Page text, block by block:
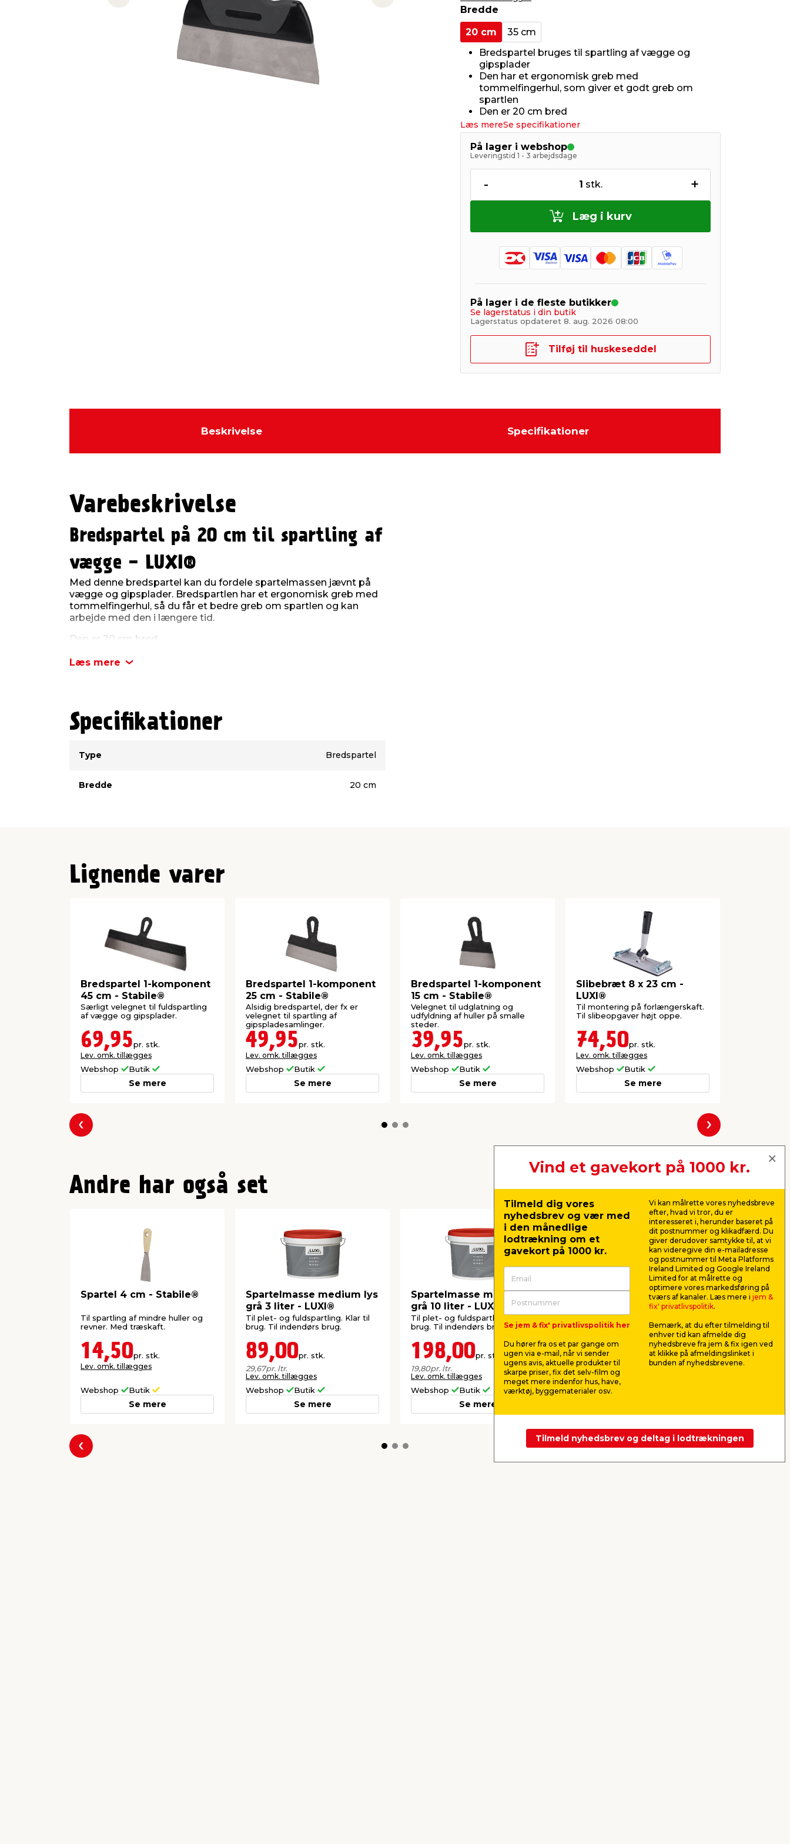
Previous slide Next slide
Bredde
20 cm
35 cm
Bredspartel bruges til spartling af vægge og
gipsplader
Den har et ergonomisk greb med
tommelfingerhul, som giver et godt greb om
spartlen
Den er 20 cm bred
Læs mereSe specifikationer
På lager i webshop
Leveringstid 1 - 3 arbejdsdage
- 1 stk. +
Læg i kurv
På lager i de fleste butikker
Se lagerstatus i din butik
Lagerstatus opdateret 8. aug. 2026 08:00
Tilføj til huskeseddel
Beskrivelse Specifikationer
Varebeskrivelse
Bredspartel på 20 cm til spartling af
vægge - LUXI®
Med denne bredspartel kan du fordele spartelmassen jævnt på
vægge og gipsplader. Bredspartlen har et ergonomisk greb med
tommelfingerhul, så du får et bedre greb om spartlen og kan
arbejde med den i længere tid.
Den er 20 cm bred.
Læs mere
Specifikationer
Type
Bredspartel
Bredde 20 cm
Lignende varer
Bredspartel 1-komponent
45 cm - Stabile®
Særligt velegnet til fuldspartling
af vægge og gipsplader.
69,95pr. stk.
Lev. omk. tillægges
Webshop Butik
Se mere
Bredspartel 1-komponent
25 cm - Stabile®
Alsidig bredspartel, der fx er
velegnet til spartling af
gipspladesamlinger.
49,95pr. stk.
Lev. omk. tillægges
Webshop Butik
Se mere
Bredspartel 1-komponent
15 cm - Stabile®
Velegnet til udglatning og
udfyldning af huller på smalle
steder.
39,95pr. stk.
Lev. omk. tillægges
Webshop Butik
Se mere
Slibebræt 8 x 23 cm -
LUXI®
Til montering på forlængerskaft.
Til slibeopgaver højt oppe.
74,50pr. stk.
Lev. omk. tillægges
Webshop Butik
Se mere
Forrige Næste
Andre har også set
Spartel 4 cm - Stabile®
Til spartling af mindre huller og
revner. Med træskaft.
14,50pr. stk.
Lev. omk. tillægges
Webshop Butik
Se mere
Spartelmasse medium lys
grå 3 liter - LUXI®
Til plet- og fuldspartling. Klar til
brug. Til indendørs brug.
89,00pr. stk.
29,67pr. ltr.
Lev. omk. tillægges
Webshop Butik
Se mere
Spartelmasse medium
grå 10 liter - LUXI®
Til plet- og fuldspartling. Klar til
brug. Til indendørs brug.
198,00pr. stk.
19,80pr. ltr.
Lev. omk. tillægges
Webshop Butik
Se mere
Stålspartel 50 mm - LUXI®
Velegnet til spartling af mindre
huller og revner.
25,00 pr. stk.
Lev. omk. tillægges
Webshop
gipsplader.
Lev. omk.
Forrige
Vind et gavekort på 1000 kr.
Tilmeld dig vores
nyhedsbrev og vær med
i den månedlige
lodtrækning om et
gavekort på 1000 kr.
Se jem & fix' privatlivspolitik her
Du hører fra os et par gange om
ugen via e-mail, når vi sender
ugens avis, aktuelle produkter til
skarpe priser, fix det selv-film og
meget mere indenfor hus, have,
værktøj, byggematerialer osv.
Vi kan målrette vores nyhedsbreve
efter, hvad vi tror, du er
interesseret i, herunder baseret på
dit postnummer og klikadfærd. Du
giver derudover samtykke til, at vi
kan videregive din e-mailadresse
og postnummer til Meta Platforms
Ireland Limited og Google Ireland
Limited for at målrette og
optimere vores markedsføring på
tværs af kanaler. Læs mere i jem &
fix' privatlivspolitik.
Bemærk, at du efter tilmelding til
enhver tid kan afmelde dig
nyhedsbreve fra jem & fix igen ved
at klikke på afmeldingslinket i
bunden af nyhedsbrevene.
Tilmeld nyhedsbrev og deltag i lodtrækningen